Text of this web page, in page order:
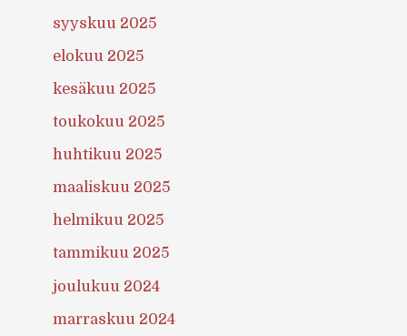
syyskuu 2025
elokuu 2025
kesäkuu 2025
toukokuu 2025
huhtikuu 2025
maaliskuu 2025
helmikuu 2025
tammikuu 2025
joulukuu 2024
marraskuu 2024